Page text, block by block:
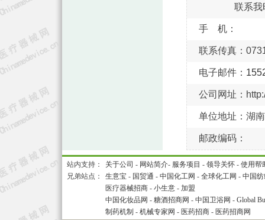
联系我
手 机：
联系传真：
电子邮件：
公司网址：
单位地址：湖
邮政编码：
站内支持： 关于公司 - 网站简介- 服务项目 - 领导关怀 - 使用帮
兄弟站点：
生意宝 - 国贸通 - 中国化工网 - 全球化工网 - 中国
医疗器械招商 - 小生意 - 加盟
中国化妆品网 - 糖酒招商网 - 中国卫浴网 - Global
制药机制 - 机械专家网 - 医药招商 - 医药招商网